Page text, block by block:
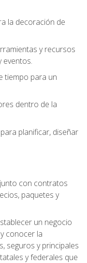
la decoración de
y recursos
eventos.
tiempo para un
dentro de la
planificar, diseñar
con contratos
paquetes y
un negocio
conocer la
seguros y principales
y federales que